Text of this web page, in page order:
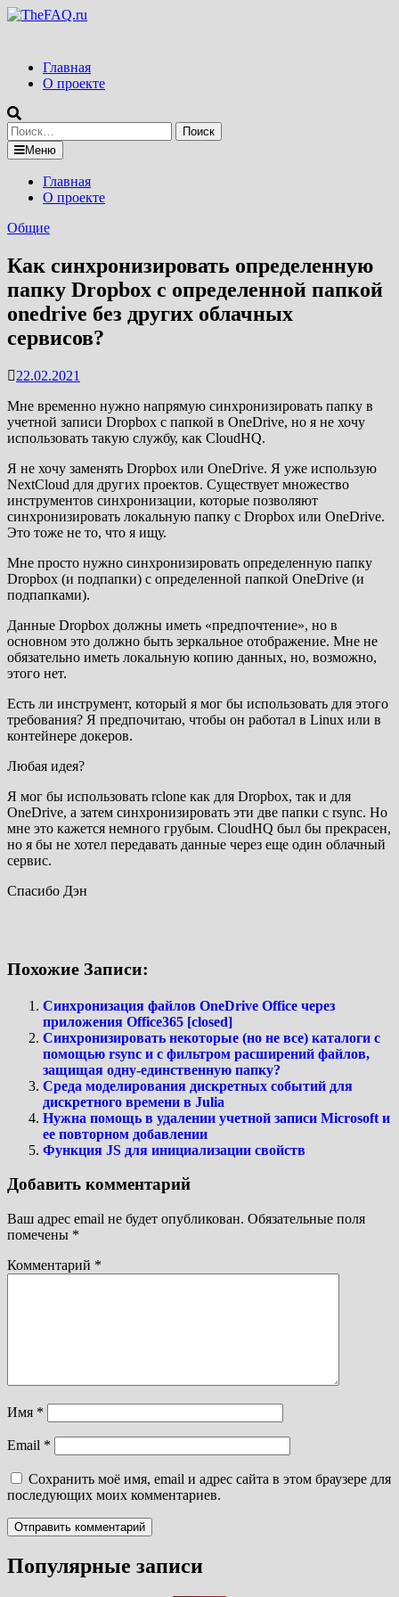
Перейти
Главная
О проекте
Найти:
Меню
Главная
О проекте
Общие
Как синхронизировать определенную
папку Dropbox с определенной папкой
onedrive без других облачных
сервисов?
22.02.2021
Мне временно нужно напрямую синхронизировать папку в
учетной записи Dropbox с папкой в ​​OneDrive, но я не хочу
использовать такую ​​службу, как CloudHQ.
Я не хочу заменять Dropbox или OneDrive. Я уже использую
NextCloud для других проектов. Существует множество
инструментов синхронизации, которые позволяют
синхронизировать локальную папку с Dropbox или OneDrive.
Это тоже не то, что я ищу.
Мне просто нужно синхронизировать определенную папку
Dropbox (и подпапки) с определенной папкой OneDrive (и
подпапками).
Данные Dropbox должны иметь «предпочтение», но в
основном это должно быть зеркальное отображение. Мне не
обязательно иметь локальную копию данных, но, возможно,
этого нет.
Есть ли инструмент, который я мог бы использовать для этого
требования? Я предпочитаю, чтобы он работал в Linux или в
контейнере докеров.
Любая идея?
Я мог бы использовать rclone как для Dropbox, так и для
OneDrive, а затем синхронизировать эти две папки с rsync. Но
мне это кажется немного грубым. CloudHQ был бы прекрасен,
но я бы не хотел передавать данные через еще один облачный
сервис.
Спасибо Дэн
Похожие Записи:
Синхронизация файлов OneDrive Office через
приложения Office365 [closed]
Синхронизировать некоторые (но не все) каталоги с
помощью rsync и с фильтром расширений файлов,
защищая одну-единственную папку?
Среда моделирования дискретных событий для
дискретного времени в Julia
Нужна помощь в удалении учетной записи Microsoft и
ее повторном добавлении
Функция JS для инициализации свойств
Добавить комментарий
Ваш адрес email не будет опубликован. Обязательные поля
помечены *
Комментарий *
Имя *
Email *
Сохранить моё имя, email и адрес сайта в этом браузере для
последующих моих комментариев.
Популярные записи